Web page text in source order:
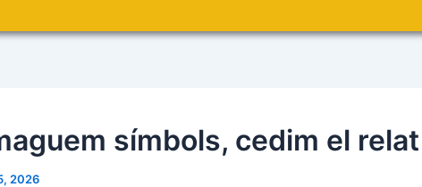
símbols, cedim el relat
2026